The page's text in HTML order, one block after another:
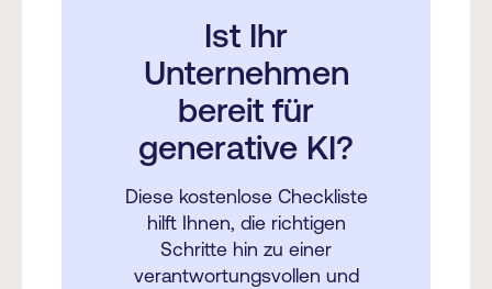
Ist Ihr
Unternehmen
bereit für
generative KI?
Diese kostenlose Checkliste
hilft Ihnen, die richtigen
Schritte hin zu einer
verantwortungsvollen und